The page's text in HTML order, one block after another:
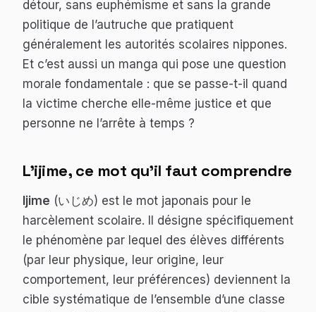
détour, sans euphémisme et sans la grande
politique de l’autruche que pratiquent
généralement les autorités scolaires nippones.
Et c’est aussi un manga qui pose une question
morale fondamentale : que se passe-t-il quand
la victime cherche elle-même justice et que
personne ne l’arrête à temps ?
L’ijime, ce mot qu’il faut comprendre
Ijime (いじめ) est le mot japonais pour le
harcèlement scolaire. Il désigne spécifiquement
le phénomène par lequel des élèves différents
(par leur physique, leur origine, leur
comportement, leur préférences) deviennent la
cible systématique de l’ensemble d’une classe